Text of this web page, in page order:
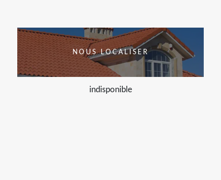
NOUS LOCALISER
indisponible